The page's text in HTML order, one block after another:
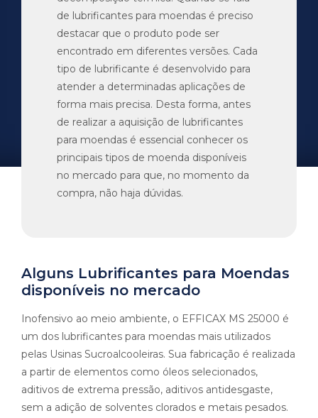
de lubrificantes para moendas é preciso
destacar que o produto pode ser
encontrado em diferentes versões. Cada
tipo de lubrificante é desenvolvido para
atender a determinadas aplicações de
forma mais precisa. Desta forma, antes
de realizar a aquisição de lubrificantes
para moendas é essencial conhecer os
principais tipos de moenda disponíveis
no mercado para que, no momento da
compra, não haja dúvidas.
Alguns Lubrificantes para Moendas
disponíveis no mercado
Inofensivo ao meio ambiente, o EFFICAX MS 25000 é
um dos lubrificantes para moendas mais utilizados
pelas Usinas Sucroalcooleiras. Sua fabricação é realizada
a partir de elementos como óleos selecionados,
aditivos de extrema pressão, aditivos antidesgaste,
sem a adição de solventes clorados e metais pesados.